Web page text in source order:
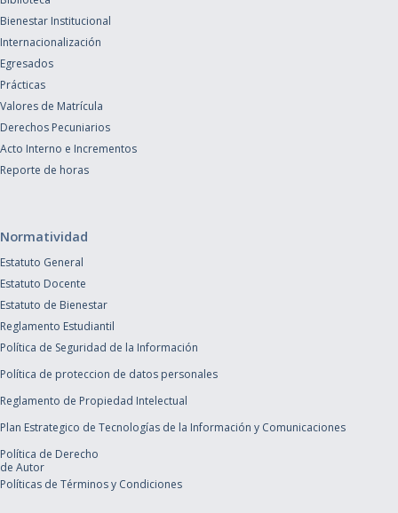
Bienestar Institucional
Internacionalización
Egresados
Prácticas
Valores de Matrícula
Derechos Pecuniarios
Acto Interno e Incrementos
Reporte de horas
Normatividad
Estatuto General
Estatuto Docente
Estatuto de Bienestar
Reglamento Estudiantil
Política de Seguridad de la Información
Política de proteccion de datos personales
Reglamento de Propiedad Intelectual
Plan Estrategico de Tecnologías de la Información y Comunicaciones
Política de Derecho
de Autor
Políticas de Términos y Condiciones